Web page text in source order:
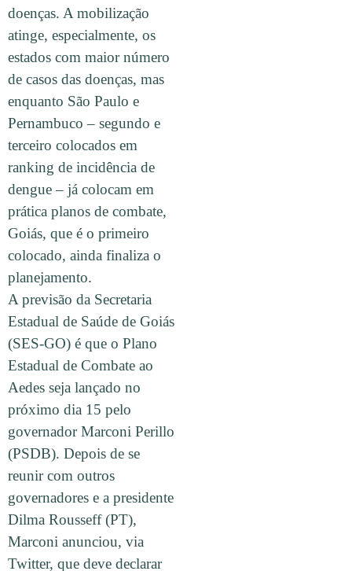
doenças. A mobilização
atinge, especialmente, os
estados com maior número
de casos das doenças, mas
enquanto São Paulo e
Pernambuco – segundo e
terceiro colocados em
ranking de incidência de
dengue – já colocam em
prática planos de combate,
Goiás, que é o primeiro
colocado, ainda finaliza o
planejamento.
A previsão da Secretaria
Estadual de Saúde de Goiás
(SES-GO) é que o Plano
Estadual de Combate ao
Aedes seja lançado no
próximo dia 15 pelo
governador Marconi Perillo
(PSDB). Depois de se
reunir com outros
governadores e a presidente
Dilma Rousseff (PT),
Marconi anunciou, via
Twitter, que deve declarar